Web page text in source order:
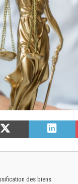
des biens